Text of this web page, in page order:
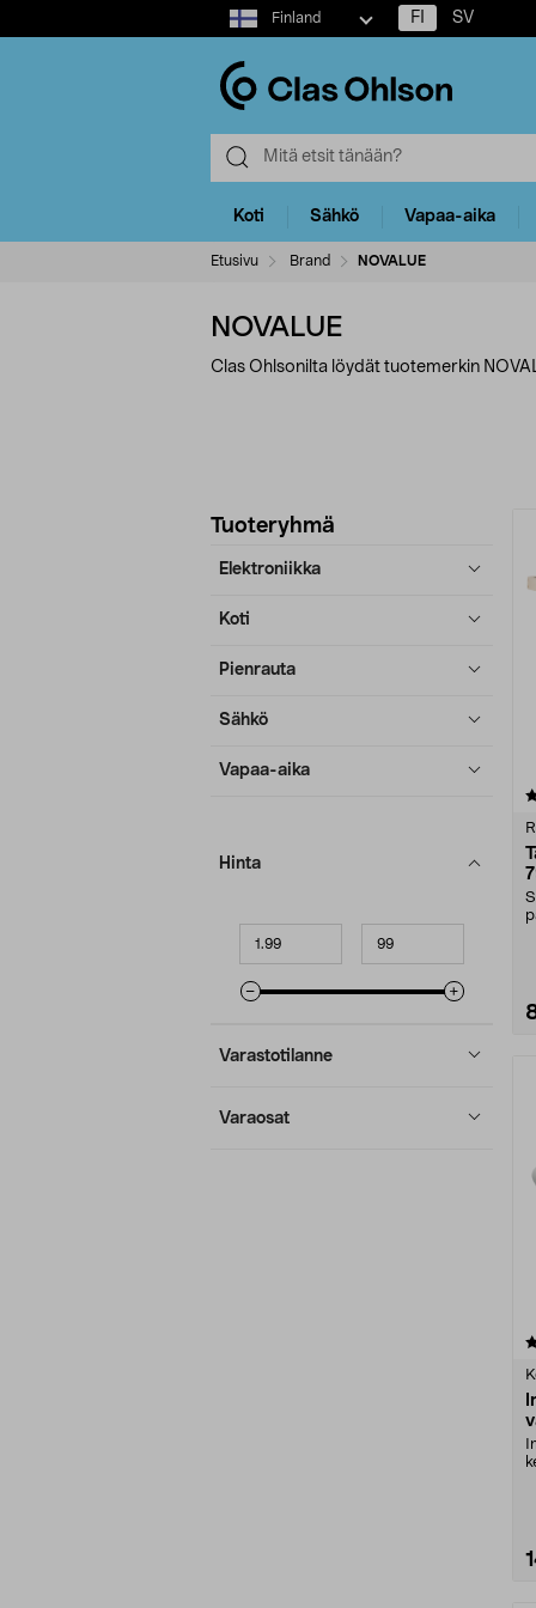
Select
market
Finland FI SV
Koti Sähkö Vapaa-aika
Etusivu Brand NOVALUE
NOVALUE
Clas Ohlsonilta löydät tuotemerkin
Tarkenna
tuotetietoja
Tuoteryhmä
Elektroniikka
Koti
Pienrauta
Sähkö
Vapaa-aika
Hinta
Varastotilanne
Varaosat